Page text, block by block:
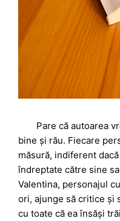
Pare că autoarea
bine și rău. Fiecare
măsură, indiferent
îndreptate către sine
Valentina, personajul
ori, ajunge să critice și
cu toate că ea însăși